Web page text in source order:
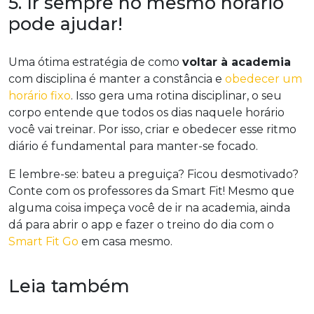
pode ajudar!
Uma ótima estratégia de como voltar à academia
com disciplina é manter a constância e obedecer um
horário fixo. Isso gera uma rotina disciplinar, o seu
corpo entende que todos os dias naquele horário
você vai treinar. Por isso, criar e obedecer esse ritmo
diário é fundamental para manter-se focado.
E lembre-se: bateu a preguiça? Ficou desmotivado?
Conte com os professores da Smart Fit! Mesmo que
alguma coisa impeça você de ir na academia, ainda
dá para abrir o app e fazer o treino do dia com o
Smart Fit Go em casa mesmo.
Leia também